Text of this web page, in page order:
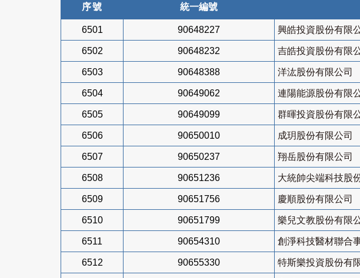
序號 統一編號
6501 90648227 興皓投資股份有限
6502 90648232 吉皓投資股份有限
6503 90648388 洋汯股份有限公司
6504 90649062 連陽能源股份有限
6505 90649099 群暉投資股份有限
6506 90650010 成玥股份有限公司
6507 90650237 翔岳股份有限公司
6508 90651236 大統帥尖端科技股
6509 90651756 慶順股份有限公司
6510 90651799 樂兒文教股份有限
6511 90654310 創淨科技醫材聯合
6512 90655330 特斯樂投資股份有